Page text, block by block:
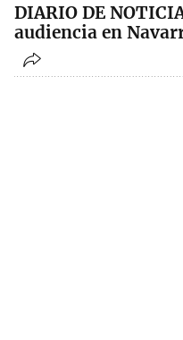
DIARIO DE
audiencia en